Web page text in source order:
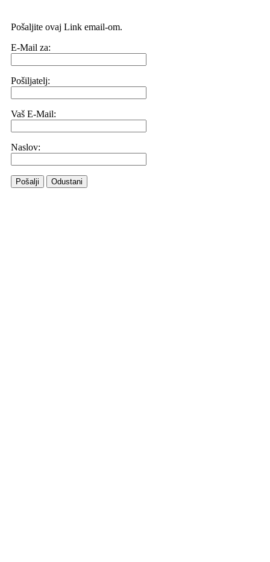
Pošaljite ovaj Link email-om.
E-Mail za:
Pošiljatelj:
Vaš E-Mail:
Naslov:
Pošalji Odustani